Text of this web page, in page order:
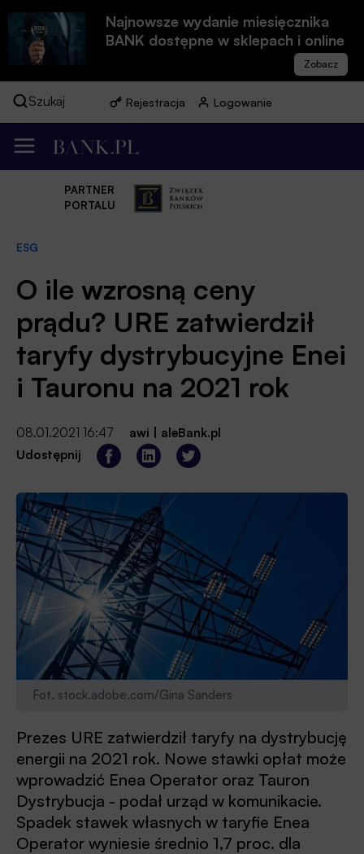
Najnowsze wydanie miesięcznika
BANK dostępne w sklepach i online
Szukaj Rejestracja Logowanie
PARTNER
PORTALU
ESG
O ile wzrosną ceny
prądu? URE zatwierdził
taryfy dystrybucyjne Enei
i Tauronu na 2021 rok
08.01.2021 16:47 awi
aleBank.pl
Udostępnij
Fot. stock.adobe.com/Gina Sanders
Prezes URE zatwierdził taryfy na dystrybucję
energii na 2021 rok. Nowe stawki opłat może
wprowadzić Enea Operator oraz Tauron
Dystrybucja - podał urząd w komunikacie.
Spadek stawek własnych w taryfie Enea
Operator wyniesie średnio 1,7 proc. dla